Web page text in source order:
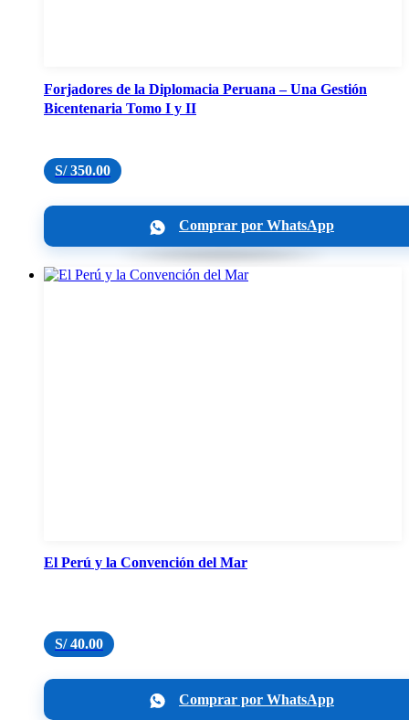
Forjadores de la Diplomacia Peruana – Una Gestión
Bicentenaria Tomo I y II
S/350.00
Comprar por WhatsApp
El Perú y la Convención del Mar
S/40.00
Comprar por WhatsApp